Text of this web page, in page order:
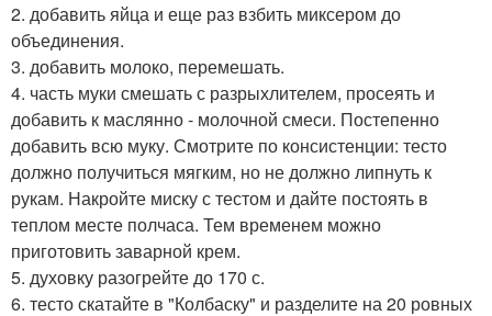
2. добавить яйца и еще раз взбить миксером до
объединения.
3. добавить молоко, перемешать.
4. часть муки смешать с разрыхлителем, просеять и
добавить к маслянно - молочной смеси. Постепенно
добавить всю муку. Смотрите по консистенции: тесто
должно получиться мягким, но не должно липнуть к
рукам. Накройте миску с тестом и дайте постоять в
теплом месте полчаса. Тем временем можно
приготовить заварной крем.
5. духовку разогрейте до 170 с.
6. тесто скатайте в "Колбаску" и разделите на 20 ровных